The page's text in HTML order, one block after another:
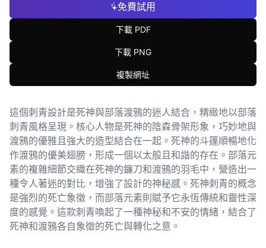
免費試用
下載 PDF
下載 PNG
複製網址
這個刺青設計是死神與部落渡鴉的迷人結合，精緻地以部落
刺青風格呈現。核心人物是死神的陰森骨架形象，巧妙地與
渡鴉的優雅且強大的造型結合在一起。死神的斗篷順暢地化
作渡鴉的優美翅膀，形成一個以太般且和諧的存在。部落元
素的複雜細節交織在死神的鐮刀和渡鴉的羽毛中，營造出一
種令人著迷的對比，增強了設計的神秘感。死神刺青的概念
是強烈的死亡象徵，而部落元素則賦予它永恆傳統和靈性深
度的感覺。這款刺青喚起了一種神秘和不安的情緒，結合了
死神和渡鴉各自象徵的死亡與轉化之意。